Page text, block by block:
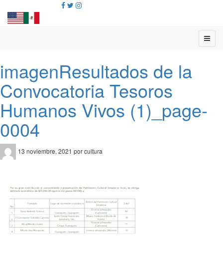
imagenResultados de la
Convocatoria Tesoros
Humanos Vivos (1)_page-
0004
13 noviembre, 2021 por cultura